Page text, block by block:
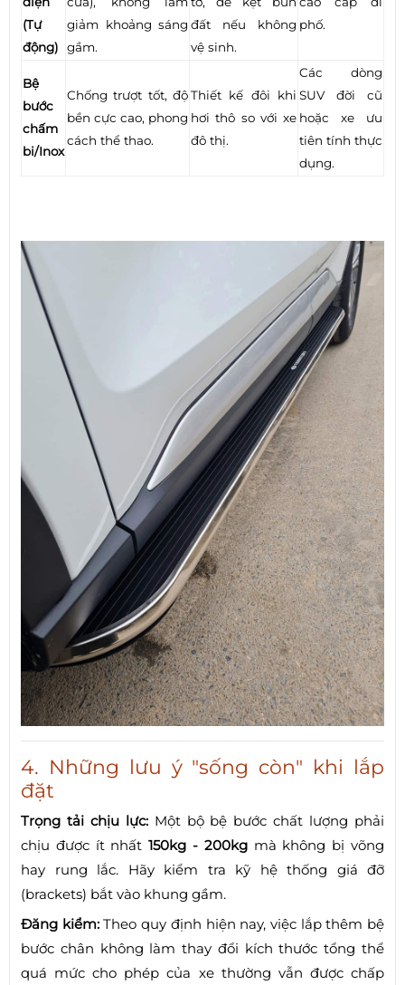
(Tự
động)
giảm khoảng sáng
gầm.
đất nếu không
vệ sinh.
phố.
Bệ
bước
chấm
bi/Inox
Chống trượt tốt, độ
bền cực cao, phong
cách thể thao.
Thiết kế đôi khi
hơi thô so với xe
đô thị.
Các dòng
SUV đời cũ
hoặc xe ưu
tiên tính thực
dụng.
4. Những lưu ý "sống còn" khi lắp
đặt
Trọng tải chịu lực:Một bộ bệ bước chất lượng phải
chịu được ít nhất150kg - 200kgmà không bị võng
hay rung lắc. Hãy kiểm tra kỹ hệ thống giá đỡ
(brackets) bắt vào khung gầm.
Đăng kiểm:Theo quy định hiện nay, việc lắp thêm bệ
bước chân không làm thay đổi kích thước tổng thể
quá mức cho phép của xe thường vẫn được chấp